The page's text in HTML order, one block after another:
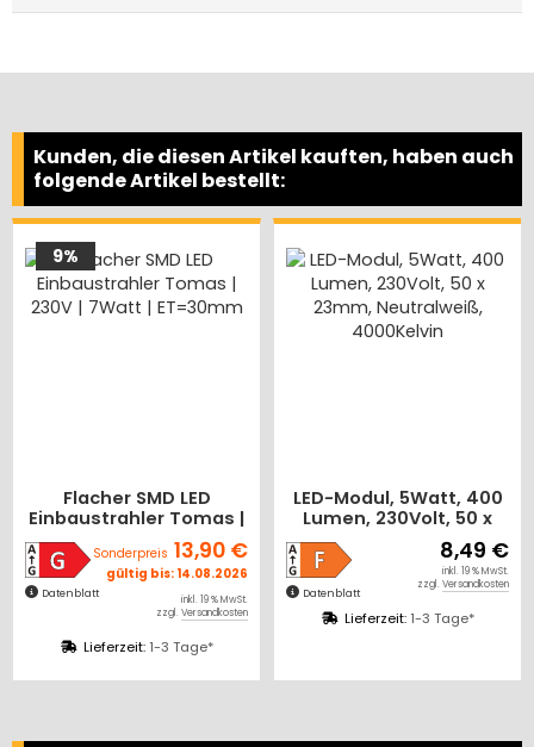
Kunden, die diesen Artikel kauften, haben auch
folgende Artikel bestellt:
Flacher SMD LED
Einbaustrahler Tomas |
230V | 7Watt |
ET=30mm
Lieferzeit:1-3 Tage*
Datenblatt
Sonderpreis 13,90 €
9%
inkl. 19 % MwSt.
zzgl. Versandkosten
gültig bis: 14.08.2026
LED-Modul, 5Watt, 400
Lumen, 230Volt, 50 x
23mm, Neutralweiß,
4000Kelvin
Lieferzeit:1-3 Tage*
Datenblatt
8,49 €
inkl. 19 % MwSt.
zzgl. Versandkosten